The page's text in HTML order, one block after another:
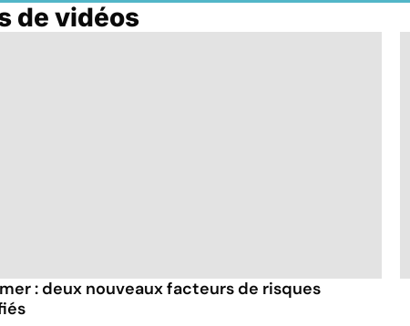
de vidéos
: deux nouveaux facteurs de risques